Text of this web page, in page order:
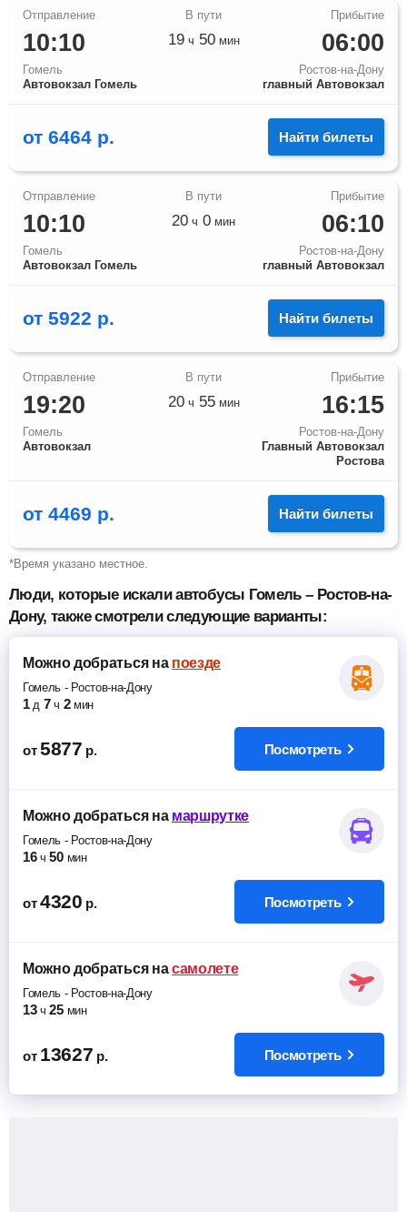
10:10
Гомель
Автовокзал Гомель
06:00
Ростов-на-Дону
главный Автовокзал
19ч 50мин
от 6464 р. Найти билеты
10:10
Гомель
Автовокзал Гомель
06:10
Ростов-на-Дону
главный Автовокзал
20 ч 0 мин
от 5922 р. Найти билеты
19:20
Гомель
Автовокзал
16:15
Ростов-на-Дону
Главный Автовокзал
Ростова
20ч 55мин
от 4469 р. Найти билеты
*Время указано местное.
Люди, которые искали автобусы Гомель – Ростов-на-
Дону, также смотрели следующие варианты:
Можно добратьсяна поезде
Гомель - Ростов-на-Дону
1 д 7 ч 2 мин
от 5877 р. Посмотреть
Можно добратьсяна маршрутке
Гомель - Ростов-на-Дону
16 ч 50 мин
от 4320 р. Посмотреть
Можно добратьсяна самолете
Гомель - Ростов-на-Дону
13 ч 25 мин
от 13627 р. Посмотреть